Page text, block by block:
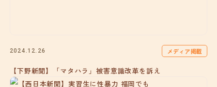
2024.12.26 メディア掲載
【下野新聞】「マタハラ」被害意識改革を訴え